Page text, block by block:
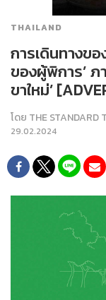
THAILAND
การเดินทางขอ
ของผู้พิการ’ ภ
ขาใหม่’
โดย THE STANDARD
29.02.2024